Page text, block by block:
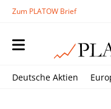
Zum PLATOW Brief
Deutsche Aktien